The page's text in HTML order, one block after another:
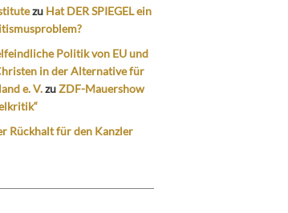
zu Hat DER SPIEGEL ein
Politik von EU und
in der Alternative für
e. V.zuZDF-Mauershow
Rückhalt für den Kanzler